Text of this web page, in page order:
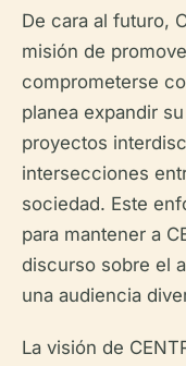
De cara al futuro,
misión de
comprometerse
planea expandir
proyectos
intersecciones
sociedad. Este
para mantener a
discurso sobre el
una audiencia
La visión de